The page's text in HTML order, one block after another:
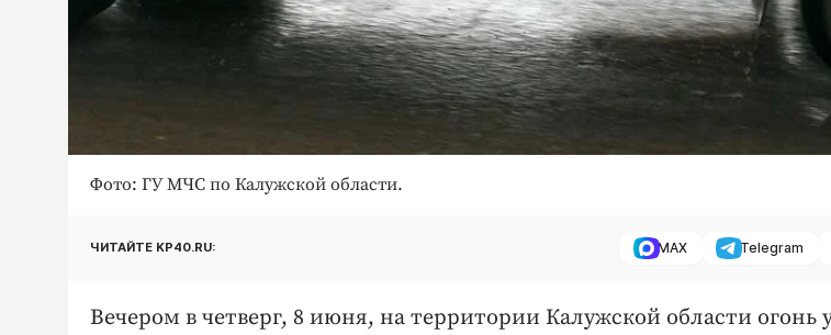
Фото: ГУ МЧС по Калужской области.
ЧИТАЙТЕ KP40.RU: MAX Telegram
Вечером в четверг, 8 июня, на территории Калужской области огонь